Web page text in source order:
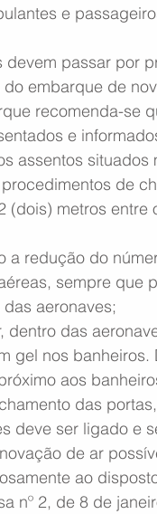
e
devem passar por
embarque de
recomenda-se
e
assentos situados
de
(dois) metros entre
a redução do
sempre que
aeronaves;
dentro das
gel nos
aos
das
deve ser ligado e
de ar
ao
nº 2, de 8 de